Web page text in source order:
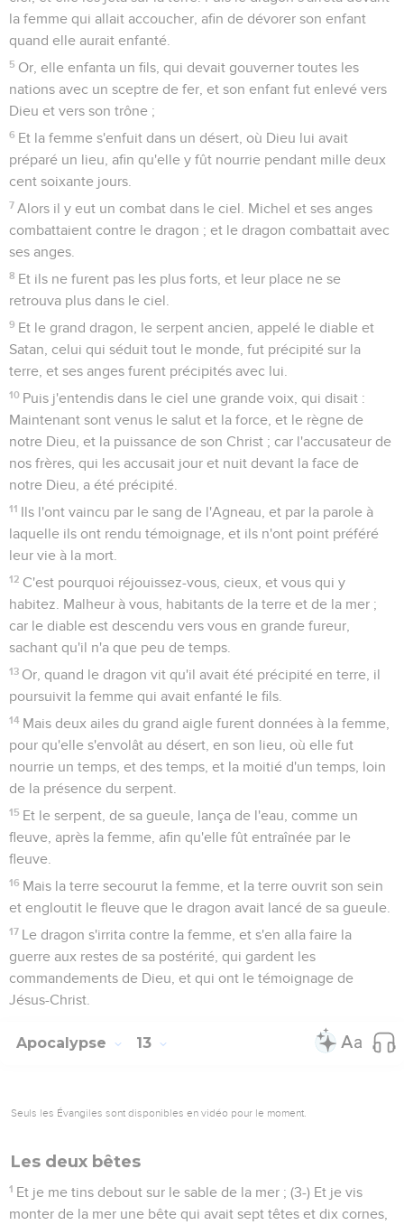
la femme qui allait accoucher, afin de dévorer son enfant
quand elle aurait enfanté.
5 Or, elle enfanta un fils, qui devait gouverner toutes les
nations avec un sceptre de fer, et son enfant fut enlevé vers
Dieu et vers son trône ;
6 Et la femme s'enfuit dans un désert, où Dieu lui avait
préparé un lieu, afin qu'elle y fût nourrie pendant mille deux
cent soixante jours.
7 Alors il y eut un combat dans le ciel. Michel et ses anges
combattaient contre le dragon ; et le dragon combattait avec
ses anges.
8 Et ils ne furent pas les plus forts, et leur place ne se
retrouva plus dans le ciel.
9 Et le grand dragon, le serpent ancien, appelé le diable et
Satan, celui qui séduit tout le monde, fut précipité sur la
terre, et ses anges furent précipités avec lui.
10 Puis j'entendis dans le ciel une grande voix, qui disait :
Maintenant sont venus le salut et la force, et le règne de
notre Dieu, et la puissance de son Christ ; car l'accusateur de
nos frères, qui les accusait jour et nuit devant la face de
notre Dieu, a été précipité.
11 Ils l'ont vaincu par le sang de l'Agneau, et par la parole à
laquelle ils ont rendu témoignage, et ils n'ont point préféré
leur vie à la mort.
12 C'est pourquoi réjouissez-vous, cieux, et vous qui y
habitez. Malheur à vous, habitants de la terre et de la mer ;
car le diable est descendu vers vous en grande fureur,
sachant qu'il n'a que peu de temps.
13 Or, quand le dragon vit qu'il avait été précipité en terre, il
poursuivit la femme qui avait enfanté le fils.
14 Mais deux ailes du grand aigle furent données à la femme,
pour qu'elle s'envolât au désert, en son lieu, où elle fut
nourrie un temps, et des temps, et la moitié d'un temps, loin
de la présence du serpent.
15 Et le serpent, de sa gueule, lança de l'eau, comme un
fleuve, après la femme, afin qu'elle fût entraînée par le
fleuve.
16 Mais la terre secourut la femme, et la terre ouvrit son sein
et engloutit le fleuve que le dragon avait lancé de sa gueule.
17 Le dragon s'irrita contre la femme, et s'en alla faire la
guerre aux restes de sa postérité, qui gardent les
commandements de Dieu, et qui ont le témoignage de
Jésus-Christ.
Apocalypse 13
Seuls les Évangiles sont disponibles en vidéo pour le moment.
Les deux bêtes
1 Et je me tins debout sur le sable de la mer ; (3-) Et je vis
monter de la mer une bête qui avait sept têtes et dix cornes,